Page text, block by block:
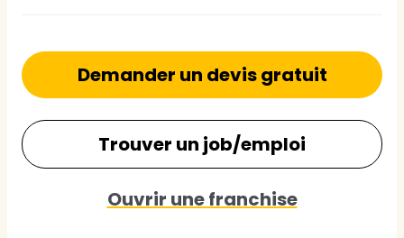
Demander un devis gratuit
Trouver un job/emploi
Ouvrir une franchise